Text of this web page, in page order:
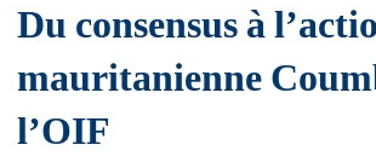
Du consensus à
mauritanienne
l’OIF